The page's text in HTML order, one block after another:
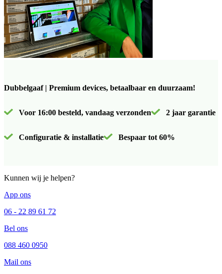
Dubbelgaaf | Premium devices, betaalbaar en duurzaam!
Voor 16:00 besteld, vandaag verzonden 2 jaar garantie
Configuratie & installatie Bespaar tot 60%
Kunnen wij je helpen?
App ons
06 - 22 89 61 72
Bel ons
088 460 0950
Mail ons